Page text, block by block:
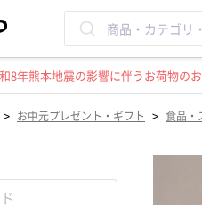
和8年熊本地震の影響に伴うお荷物の
> お中元プレゼント・ギフト > 食品・